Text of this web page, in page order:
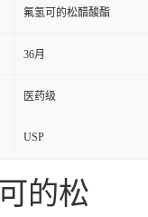
氟氢可的松醋酸酯
36月
医药级
USP
的松